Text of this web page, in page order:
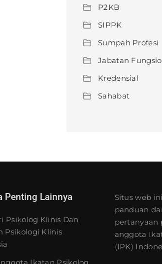
P2KB
SIPPK
Sumpah Profesi
Jabatan
Kredensial
Sahabat
Penting Lainnya
Psikolog Klinis Dan
Psikologi Klinis
Situs web
panduan
anggota
(IPK)